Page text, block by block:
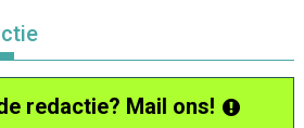
redactie? Mail ons!